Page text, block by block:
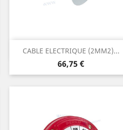
CABLE ELECTRIQUE (2MM2)...
Prix
66,75 €
Aperçu rapide